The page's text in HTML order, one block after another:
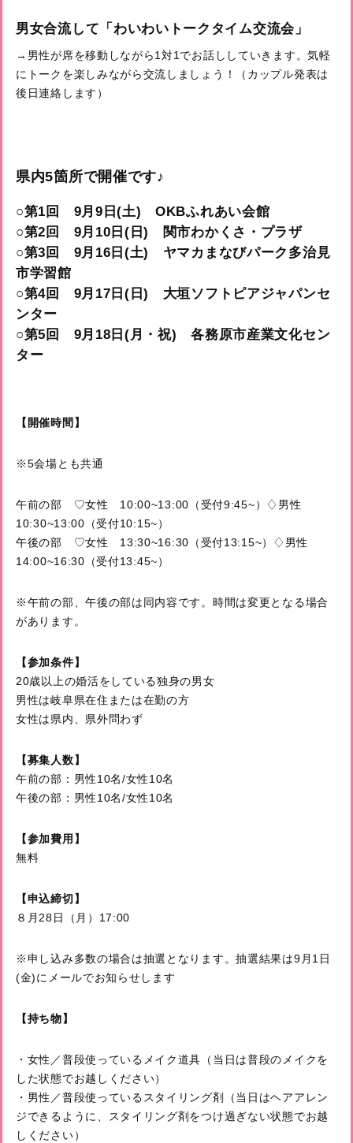
男女合流して「わいわいトークタイム交流会」
→男性が席を移動しながら1対1でお話ししていきます。気軽
にトークを楽しみながら交流しましょう！（カップル発表は
後日連絡します）
県内5箇所で開催です♪
○第1回 9月9日(土) OKBふれあい会館
○第2回 9月10日(日) 関市わかくさ・プラザ
○第3回 9月16日(土) ヤマカまなびパーク多治見
市学習館
○第4回 9月17日(日) 大垣ソフトピアジャパンセ
ンター
○第5回 9月18日(月・祝) 各務原市産業文化セン
ター
【開催時間】
※5会場とも共通
午前の部 ♡女性 10:00~13:00（受付9:45~）♢男性
10:30~13:00（受付10:15~）
午後の部 ♡女性 13:30~16:30（受付13:15~）♢男性
14:00~16:30（受付13:45~）
※午前の部、午後の部は同内容です。時間は変更となる場合
があります。
【参加条件】
20歳以上の婚活をしている独身の男女
男性は岐阜県在住または在勤の方
女性は県内、県外問わず
【募集人数】
午前の部：男性10名/女性10名
午後の部：男性10名/女性10名
【参加費用】
無料
【申込締切】
８月28日（月）17:00
※申し込み多数の場合は抽選となります。抽選結果は9月1日
(金)にメールでお知らせします
【持ち物】
・女性／普段使っているメイク道具（当日は普段のメイクを
した状態でお越しください）
・男性／普段使っているスタイリング剤（当日はヘアアレン
ジできるように、スタイリング剤をつけ過ぎない状態でお越
しください）